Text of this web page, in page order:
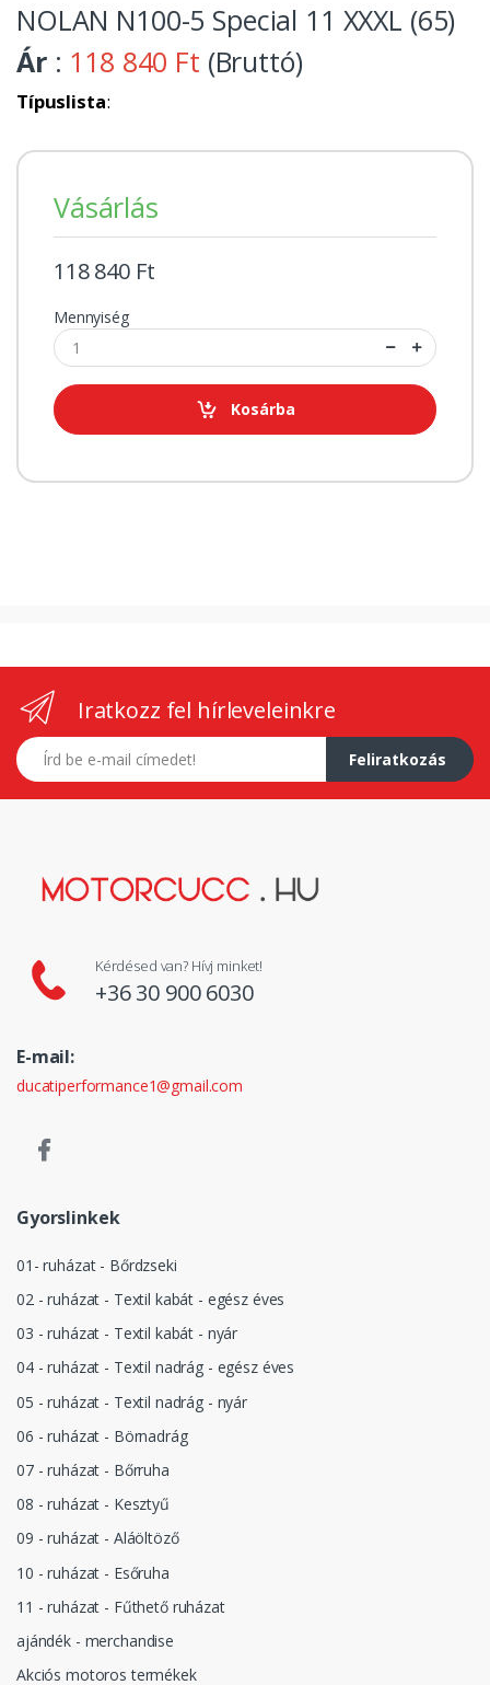
NOLAN N100-5 Special 11 XXXL (65)
Ár : 118 840 Ft (Bruttó)
Típuslista:
Vásárlás
118 840 Ft
Mennyiség
Kosárba
Iratkozz fel hírleveleinkre
E-mail címed
Feliratkozás
Kérdésed van? Hívj minket!
+36 30 900 6030
E-mail:
ducatiperformance1@gmail.com
Gyorslinkek
01- ruházat - Bőrdzseki
02 - ruházat - Textil kabát - egész éves
03 - ruházat - Textil kabát - nyár
04 - ruházat - Textil nadrág - egész éves
05 - ruházat - Textil nadrág - nyár
06 - ruházat - Börnadrág
07 - ruházat - Bőrruha
08 - ruházat - Kesztyű
09 - ruházat - Aláöltöző
10 - ruházat - Esőruha
11 - ruházat - Fűthető ruházat
ajándék - merchandise
Akciós motoros termékek